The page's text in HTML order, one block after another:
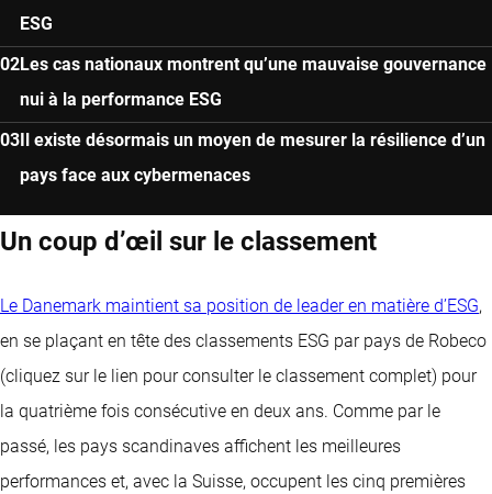
ESG
Les cas nationaux montrent qu’une mauvaise gouvernance
nui à la performance ESG
Il existe désormais un moyen de mesurer la résilience d’un
pays face aux cybermenaces
Un coup d’œil sur le classement
Le Danemark maintient sa position de leader en matière d’ESG,
en se plaçant en tête des classements ESG par pays de Robeco
(cliquez sur le lien pour consulter le classement complet) pour
la quatrième fois consécutive en deux ans. Comme par le
passé, les pays scandinaves affichent les meilleures
performances et, avec la Suisse, occupent les cinq premières